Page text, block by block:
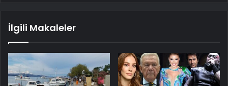
İlgili Makaleler